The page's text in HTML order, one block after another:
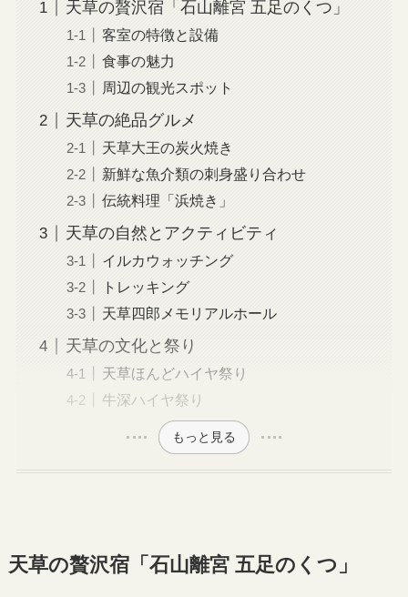
天草の贅沢宿「石山離宮 五足のくつ」
客室の特徴と設備
食事の魅力
周辺の観光スポット
天草の絶品グルメ
天草大王の炭火焼き
新鮮な魚介類の刺身盛り合わせ
伝統料理「浜焼き」
天草の自然とアクティビティ
イルカウォッチング
トレッキング
天草四郎メモリアルホール
天草の文化と祭り
天草ほんどハイヤ祭り
牛深ハイヤ祭り
もっと見る
天草の贅沢宿「石山離宮 五足のくつ」